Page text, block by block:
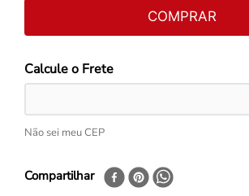
COMPRAR
Não sei meu CEP
Compartilhar